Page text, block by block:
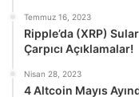
Temmuz 16, 2023
Ripple’da (XRP)
Çarpıcı Açıklamalar!
Nisan 28, 2023
4 Altcoin Mayıs